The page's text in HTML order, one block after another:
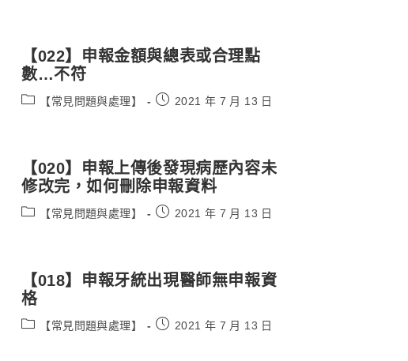
【022】申報金額與總表或合理點
數…不符
Post
【常見問題與處理】
Post2021 年 7 月 13 日
【020】申報上傳後發現病歷內容未
修改完，如何刪除申報資料
Post
【常見問題與處理】
Post2021 年 7 月 13 日
【018】申報牙統出現醫師無申報資
格
Post
【常見問題與處理】
Post2021 年 7 月 13 日